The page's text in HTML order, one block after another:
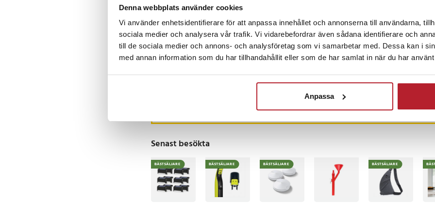
Denna webbplats använder cookies
Vi använder enhetsidentifierare för att anpassa innehållet och annonserna till användarna,
sociala medier och analysera vår trafik. Vi vidarebefordrar även sådana identifierare och
till de sociala medier och annons- och analysföretag som vi samarbetar med. Dessa kan i
med annan information som du har tillhandahållit eller som de har samlat in när du har
Anpassa
glidning
- Laddningshål på båda sidor för kontinuerlig
strömförsörjning
- Kompatibel med nackstödsavstånd på 105–160 mm
Artikelnummer :119049
-14%
Elektrisk flugsmälla
med batteridrift
Nuvarande pris:
-32%
GlocalMe
Duoturbo bärbar
med lång batteritid
Nuvarande pris:
1 689 krTidigare pris:
1 689 kr 2 499 kr
Kokosfibermatta
för träd – Matta av
Skyddmatta för träd
och växter
Pris:79 kr
79 kr
-
Pris
Senast besökta
BÄSTSÄLJARE BÄSTSÄLJARE BÄSTSÄLJARE BÄSTSÄLJARE